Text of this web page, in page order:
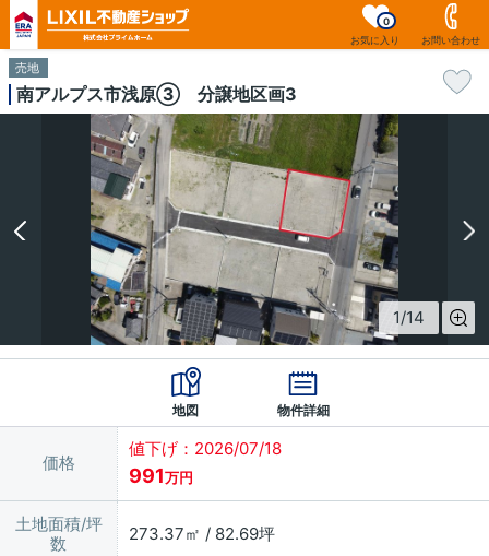
お気に入り
0
お問い合わせ
売地
南アルプス市浅原③ 分譲地区画3
1/14
地図 物件詳細
価格
値下げ：2026/07/18
991万円
土地面積/坪
数
273.37㎡ / 82.69坪